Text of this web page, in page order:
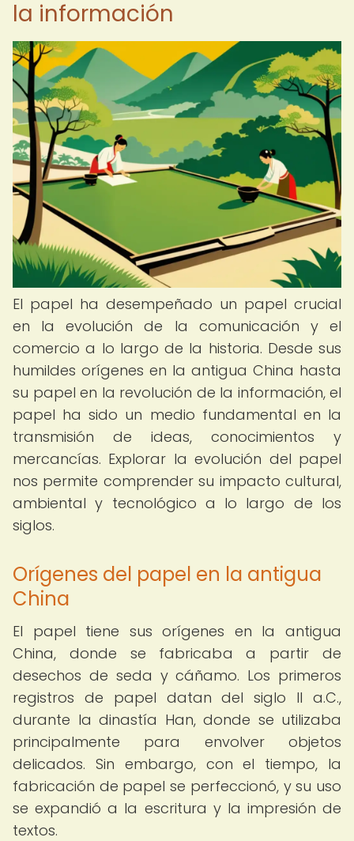
la información
El papel ha desempeñado un papel crucial
en la evolución de la comunicación y el
comercio a lo largo de la historia. Desde sus
humildes orígenes en la antigua China hasta
su papel en la revolución de la información, el
papel ha sido un medio fundamental en la
transmisión de ideas, conocimientos y
mercancías. Explorar la evolución del papel
nos permite comprender su impacto cultural,
ambiental y tecnológico a lo largo de los
siglos.
Orígenes del papel en la antigua
China
El papel tiene sus orígenes en la antigua
China, donde se fabricaba a partir de
desechos de seda y cáñamo. Los primeros
registros de papel datan del siglo II a.C.,
durante la dinastía Han, donde se utilizaba
principalmente para envolver objetos
delicados. Sin embargo, con el tiempo, la
fabricación de papel se perfeccionó, y su uso
se expandió a la escritura y la impresión de
textos.